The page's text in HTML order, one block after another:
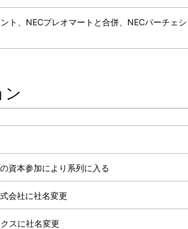
ト、NECプレオマートと合併、NECパーチェ
ン
資本参加により系列に入る
会社に社名変更
スに社名変更